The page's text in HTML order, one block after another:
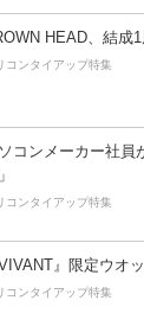
HEAD、結成
コンタイアップ特集
コンメーカー社員
コンタイアップ特集
VIVANT』限定ウオ
コンタイアップ特集